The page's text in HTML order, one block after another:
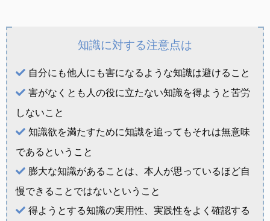
知識に対する注意点は
自分にも他人にも害になるような知識は避けること
害がなくとも人の役に立たない知識を得ようと苦労
しないこと
知識欲を満たすために知識を追ってもそれは無意味
であるということ
膨大な知識があることは、本人が思っているほど自
慢できることではないということ
得ようとする知識の実用性、実践性をよく確認する